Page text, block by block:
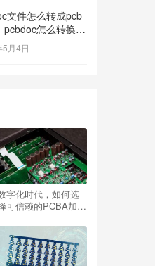
文件怎么转成pcb
pcbdoc怎么转换成
月4日
字化时代，如何选
可信赖的PCBA加工